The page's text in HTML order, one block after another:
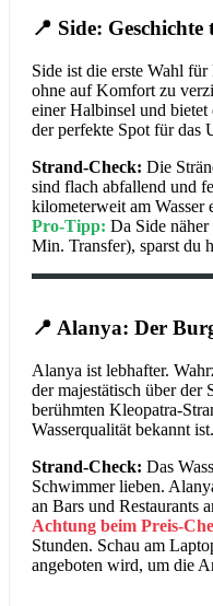
📍 Side:
Side ist die erste Wahl für
ohne auf Komfort zu
einer Halbinsel und
der perfekte Spot für das
Strand-Check: Die
sind flach abfallend und
kilometerweit am Wasser
Pro-Tipp: Da Side
Min. Transfer), sparst du
📍 Alanya: Der
Alanya ist lebhafter.
der majestätisch über der
berühmten Kleopatra-
Wasserqualität bekannt ist.
Strand-Check: Das
Schwimmer lieben.
an Bars und Restaurants
Achtung beim Preis-
Stunden. Schau am
angeboten wird, um die